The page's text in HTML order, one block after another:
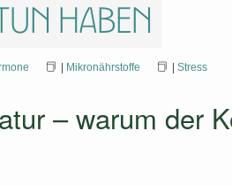
haben
| Mikronährstoffe | Stress
– warum der